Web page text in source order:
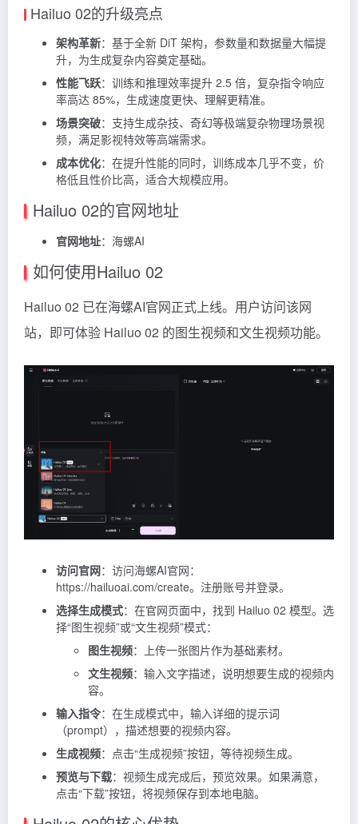
Hailuo 02的升级亮点
架构革新：基于全新 DiT 架构，参数量和数据量大幅提
升，为生成复杂内容奠定基础。
性能飞跃：训练和推理效率提升 2.5 倍，复杂指令响应
率高达 85%，生成速度更快、理解更精准。
场景突破：支持生成杂技、奇幻等极端复杂物理场景视
频，满足影视特效等高端需求。
成本优化：在提升性能的同时，训练成本几乎不变，价
格低且性价比高，适合大规模应用。
Hailuo 02的官网地址
官网地址： 海螺AI
如何使用Hailuo 02
Hailuo 02 已在海螺AI官网正式上线。用户访问该网
站，即可体验 Hailuo 02 的图生视频和文生视频功能。
访问官网：访问海螺AI官网：
https://hailuoai.com/create。注册账号并登录。
选择生成模式：在官网页面中，找到 Hailuo 02 模型。选
择“图生视频”或“文生视频”模式：
图生视频：上传一张图片作为基础素材。
文生视频：输入文字描述，说明想要生成的视频内
容。
输入指令：在生成模式中，输入详细的提示词
（prompt），描述想要的视频内容。
生成视频：点击“生成视频”按钮，等待视频生成。
预览与下载：视频生成完成后，预览效果。如果满意，
点击“下载”按钮，将视频保存到本地电脑。